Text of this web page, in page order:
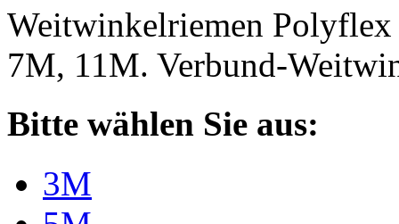
Weitwinkelriemen
7M, 11M. Verbund-
Bitte wählen Sie aus:
3M